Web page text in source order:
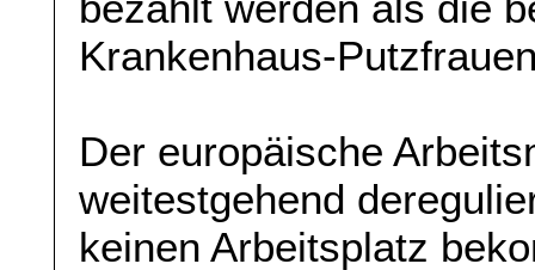
Krankenhaus-
Der europäische
weitestgehend
keinen Arbeitsplatz